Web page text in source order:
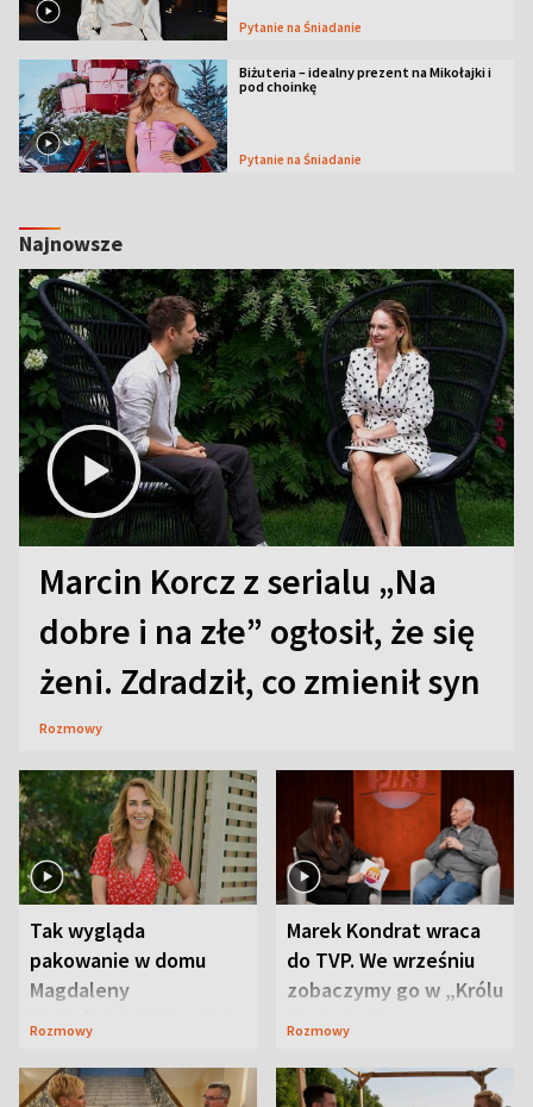
Pytanie na Śniadanie
Biżuteria – idealny prezent na Mikołajki i
pod choinkę
Pytanie na Śniadanie
Najnowsze
Marcin Korcz z serialu „Na
dobre i na złe” ogłosił, że się
żeni. Zdradził, co zmienił syn
Rozmowy
Tak wygląda
pakowanie w domu
Magdaleny
Waligórskiej-Lisieckiej.
Rozmowy
Marek Kondrat wraca
do TVP. We wrześniu
zobaczymy go w „Królu
Maciusiu I”
Rozmowy